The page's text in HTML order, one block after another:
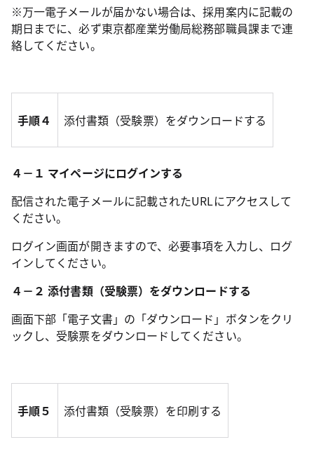
※万一電子メールが届かない場合は、採用案内に記載の
期日までに、必ず東京都産業労働局総務部職員課まで連
絡してください。
手順４ 添付書類（受験票）をダウンロードする
４－１ マイページにログインする
配信された電子メールに記載されたURLにアクセスして
ください。
ログイン画面が開きますので、必要事項を入力し、ログ
インしてください。
４－２ 添付書類（受験票）をダウンロードする
画面下部「電子文書」の「ダウンロード」ボタンをクリ
ックし、受験票をダウンロードしてください。
手順５ 添付書類（受験票）を印刷する